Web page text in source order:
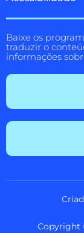
Baixe os
traduzir o
informações
Copyright